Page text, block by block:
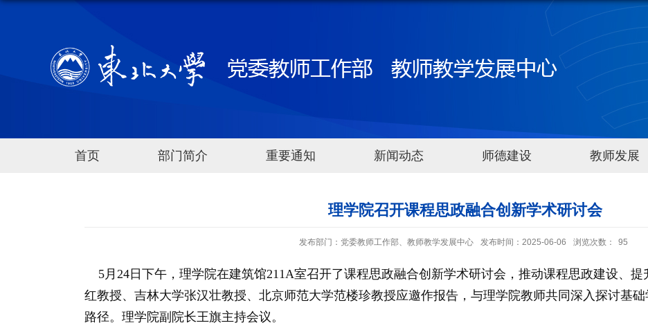
首页 部门简介 重要通知 新闻动态 师德建设 教师发展
理学院召开课程思政融合创新学术研讨会
发布部门：党委教师工作部、教师教学发展中心 发布时间：2025-06-06 浏览次数： 95
5月24日下午，理学院在建筑馆211A室召开了课程思政融合创新学术研讨会，推动课程思政建设、
红教授、吉林大学张汉壮教授、北京师范大学范楼珍教授应邀作报告，与理学院教师共同深入探讨基
路径。理学院副院长王旗主持会议。